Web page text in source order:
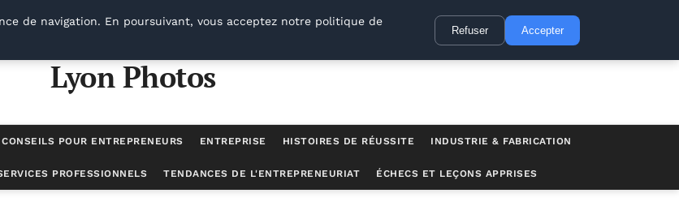
Lyon Photos
CONSEILS POUR ENTREPRENEURS ENTREPRISE HISTOIRES DE RÉUSSITE INDUSTRIE & FABRICATION
PROFESSIONNELS TENDANCES DE L'ENTREPRENEURIAT ÉCHECS ET LEÇONS APPRISES
de navigation. En poursuivant, vous acceptez notre politique de
Refuser Accepter